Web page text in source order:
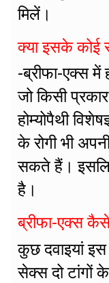
मिलें।
क्या इसके कोई
-ब्रीफा-एक्स में
जो किसी
होम्योपैथी
के रोगी भी
सकते हैं।
है।
ब्रीफा-एक्स
कुछ दवाइयां इस
सेक्स दो टांगों